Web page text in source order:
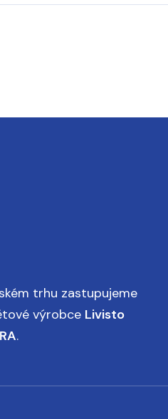
trhu zastupujeme
výrobce Livisto
.